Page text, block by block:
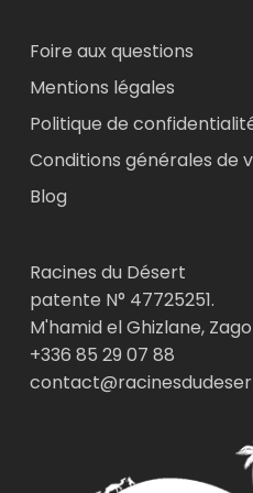
Foire aux questions
Mentions légales
Politique de
Conditions générales de
Blog
Racines du Désert
patente N° 47725251.
M'hamid el Ghizlane,
+336 85 29 07 88